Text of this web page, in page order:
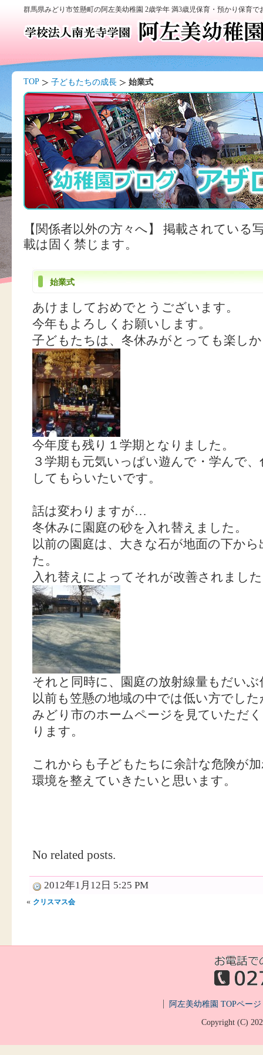
群馬県みどり市笠懸町の阿左美幼稚園 2歳学年 満3歳児保育・預かり保育
TOP 子どもたちの成長 始業式
【関係者以外の方々へ】 掲載されている
載は固く禁じます。
始業式
あけましておめでとうございます。
今年もよろしくお願いします。
子どもたちは、冬休みがとっても楽し
今年度も残り１学期となりました。
３学期も元気いっぱい遊んで・学んで
してもらいたいです。
話は変わりますが…
冬休みに園庭の砂を入れ替えました。
以前の園庭は、大きな石が地面の下か
た。
入れ替えによってそれが改善されまし
それと同時に、園庭の放射線量もだい
以前も笠懸の地域の中では低い方でした
みどり市のホームページを見ていただ
ります。
これからも子どもたちに余計な危険が
環境を整えていきたいと思います。
No related posts.
2012年1月12日 5:25 PM
« クリスマス会
阿左美幼稚園 TOPページ
Copyright (C)